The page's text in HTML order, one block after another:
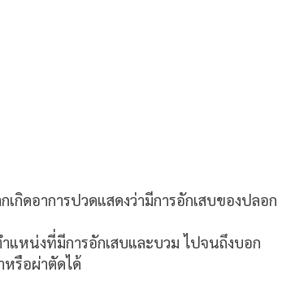
ดอาการปวดแสดงว่ามีการอักเสบของปลอก
แหน่งที่มีการอักเสบและบวม ไปจนถึงบอก
หรือผ่าตัดได้